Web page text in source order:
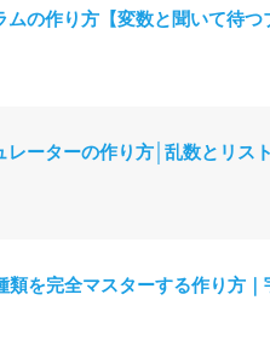
の作り方【変数と聞いて待つ
レーターの作り方│乱数とリス
類を完全マスターする作り方｜